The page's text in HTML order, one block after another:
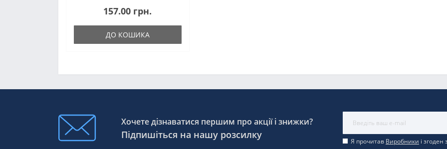
157.00 грн.
ДО КОШИКА
Хочете дізнаватися першим про акції і знижки?
Підпишіться на нашу розсилку
Я прочитав Виробники і